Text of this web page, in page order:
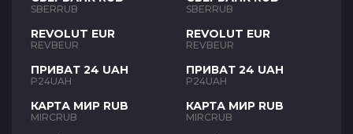
SBERRUB
REVOLUT EUR
REVBEUR
ПРИВАТ 24 UAH
P24UAH
КАРТА МИР RUB
MIRCRUB
SBERRUB
REVOLUT EUR
REVBEUR
ПРИВАТ 24 UAH
P24UAH
КАРТА МИР RUB
MIRCRUB